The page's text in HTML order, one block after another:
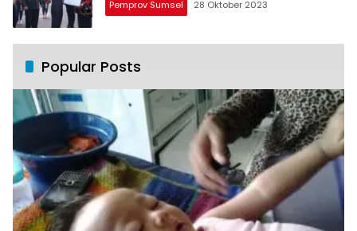
Pemprov Sumsel 28 Oktober 2023
Popular Posts